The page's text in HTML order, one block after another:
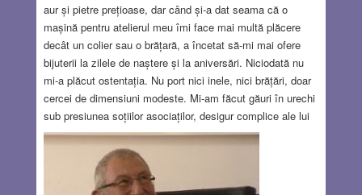
aur și pietre prețioase, dar când și-a dat seama că o
mașină pentru atelierul meu îmi face mai multă plăcere
decât un colier sau o brățară, a încetat să-mi mai ofere
bijuterii la zilele de naștere și la aniversări. Niciodată nu
mi-a plăcut ostentația. Nu port nici inele, nici brățări, doar
cercei de dimensiuni modeste. Mi-am făcut găuri în urechi
sub presiunea soțiilor asociaților, desigur complice ale lui
Ariel. Am simțit nevoia să deschid cutiuța cu cele câteva
bijuterii pe care le-am moștenit de la mama. Am găsit
verigheta ei. E un inel foarte simplu, subțire. Data gravată
nu coincide cu data nunții mamei. Mi-am amintit de